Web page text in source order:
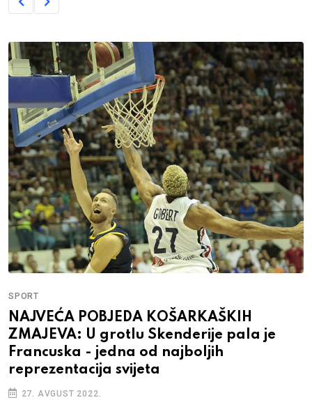
SPORT
NAJVEĆA POBJEDA KOŠARKAŠKIH
ZMAJEVA: U grotlu Skenderije pala je
Francuska - jedna od najboljih
reprezentacija svijeta
27. AVGUST 2022.